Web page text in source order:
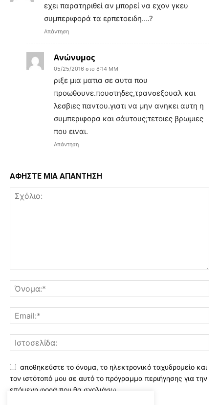
εχει παρατηριθεί αν μπορεί να εχον γκευ
συμπεριφορά τα ερπετοειδη….?
Απάντηση
Ανώνυμος
05/25/2016 στο 8:14 ΜΜ
ριξε μια ματια σε αυτα που
προωθουνε.πουστηδες,τρανσεξουαλ και
λεσβιες παντου.γιατι να μην ανηκει αυτη η
συμπεριφορα και σάυτους;τετοιες βρωμιες
που ειναι.
Απάντηση
ΑΦΗΣΤΕ ΜΙΑ ΑΠΑΝΤΗΣΗ
αποθηκεύστε το όνομα, το ηλεκτρονικό ταχυδρομείο και
τον ιστότοπό μου σε αυτό το πρόγραμμα περιήγησης για την
επόμενη φορά που θα σχολιάσω.